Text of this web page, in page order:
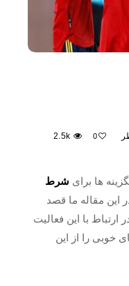
0
2.5k
ها برای شرط
این مقاله ما قصد
ارتباط با این فعالیت
خوبی را از این